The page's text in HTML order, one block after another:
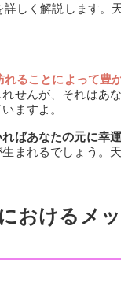
しく解説します。
ることによって豊
せんが、それはあな
ますよ。
ばあなたの元に幸
まれるでしょう。
おけるメ